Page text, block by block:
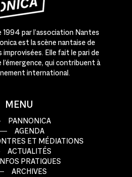
1994 par l’association Nantes
est la scène nantaise de
improvisées. Elle fait le pari de
qui contribuent à
international.
MENU
PANNONICA
AGENDA
ET MÉDIATIONS
ACTUALITÉS
PRATIQUES
ARCHIVES